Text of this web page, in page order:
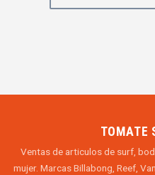
TOMATE
Ventas de articulos de surf,
mujer. Marcas Billabong, Reef,